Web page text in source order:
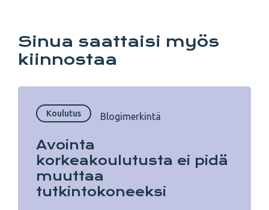
Sinua saattaisi myös
kiinnostaa
Koulutus Blogimerkintä
Avointa
korkeakoulutusta ei pidä
muuttaa
tutkintokoneeksi